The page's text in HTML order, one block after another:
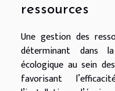
ressources
Une gestion des
déterminant dans
écologique au sein
favorisant